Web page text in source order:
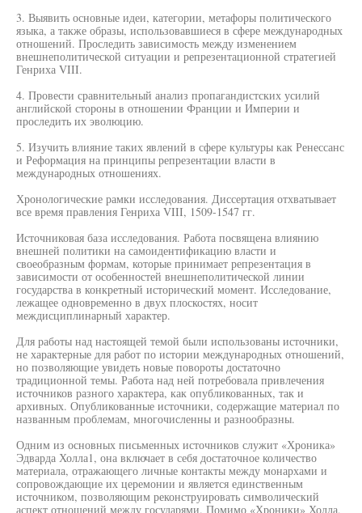
3. Выявить основные идеи, категории, метафоры политического
языка, а также образы, использовавшиеся в сфере международных
отношений. Проследить зависимость между изменением
внешнеполитической ситуации и репрезентационной стратегией
Генриха VIII.
4. Провести сравнительный анализ пропагандистских усилий
английской стороны в отношении Франции и Империи и
проследить их эволюцию.
5. Изучить влияние таких явлений в сфере культуры как Ренессанс
и Реформация на принципы репрезентации власти в
международных отношениях.
Хронологические рамки исследования. Диссертация отхватывает
все время правления Генриха VIII, 1509-1547 гг.
Источниковая база исследования. Работа посвящена влиянию
внешней политики на самоидентификацию власти и
своеобразным формам, которые принимает репрезентация в
зависимости от особенностей внешнеполитической линии
государства в конкретный исторический момент. Исследование,
лежащее одновременно в двух плоскостях, носит
междисциплинарный характер.
Для работы над настоящей темой были использованы источники,
не характерные для работ по истории международных отношений,
но позволяющие увидеть новые повороты достаточно
традиционной темы. Работа над ней потребовала привлечения
источников разного характера, как опубликованных, так и
архивных. Опубликованные источники, содержащие материал по
названным проблемам, многочисленны и разнообразны.
Одним из основных письменных источников служит «Хроника»
Эдварда Холла1, она включает в себя достаточное количество
материала, отражающего личные контакты между монархами и
сопровождающие их церемонии и является единственным
источником, позволяющим реконструировать символический
аспект отношений между государями. Помимо «Хроники» Холла,